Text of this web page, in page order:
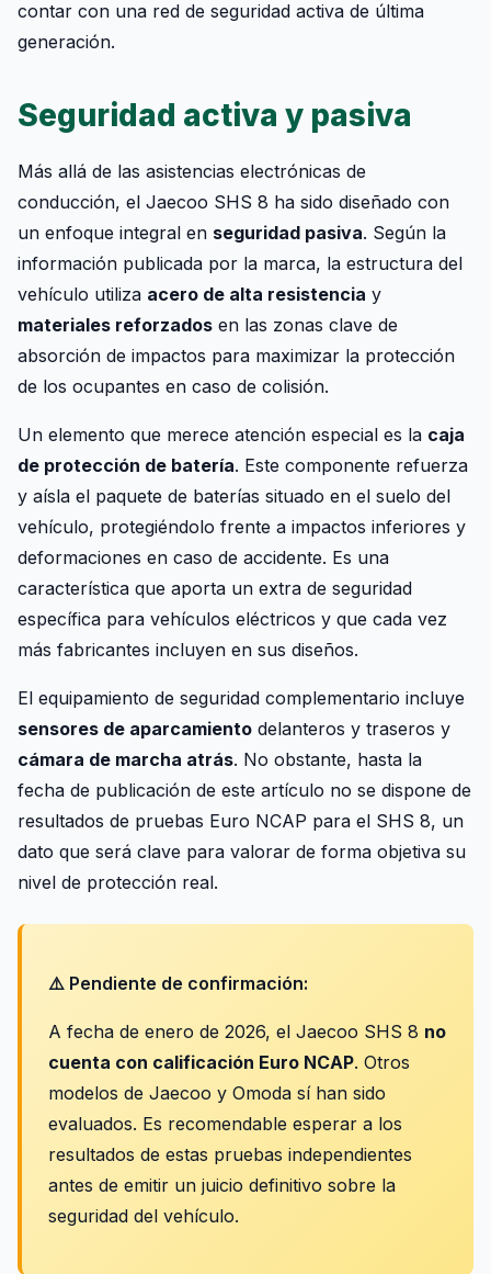
contar con una red de seguridad activa de última
generación.
Seguridad activa y pasiva
Más allá de las asistencias electrónicas de
conducción, el Jaecoo SHS 8 ha sido diseñado con
un enfoque integral en seguridad pasiva. Según la
información publicada por la marca, la estructura del
vehículo utiliza acero de alta resistencia y
materiales reforzados en las zonas clave de
absorción de impactos para maximizar la protección
de los ocupantes en caso de colisión.
Un elemento que merece atención especial es la caja
de protección de batería. Este componente refuerza
y aísla el paquete de baterías situado en el suelo del
vehículo, protegiéndolo frente a impactos inferiores y
deformaciones en caso de accidente. Es una
característica que aporta un extra de seguridad
específica para vehículos eléctricos y que cada vez
más fabricantes incluyen en sus diseños.
El equipamiento de seguridad complementario incluye
sensores de aparcamiento delanteros y traseros y
cámara de marcha atrás. No obstante, hasta la
fecha de publicación de este artículo no se dispone de
resultados de pruebas Euro NCAP para el SHS 8, un
dato que será clave para valorar de forma objetiva su
nivel de protección real.
⚠️ Pendiente de confirmación:
A fecha de enero de 2026, el Jaecoo SHS 8 no
cuenta con calificación Euro NCAP. Otros
modelos de Jaecoo y Omoda sí han sido
evaluados. Es recomendable esperar a los
resultados de estas pruebas independientes
antes de emitir un juicio definitivo sobre la
seguridad del vehículo.